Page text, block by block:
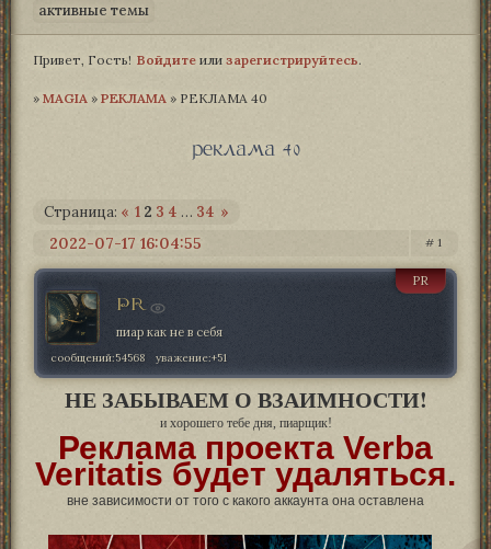
активные темы
Привет, Гость! Войдите или зарегистрируйтесь.
» MAGIA­ » РЕКЛАМА » РЕКЛАМА 40
реклама 40
Страница: « 1 2 3 4 … 34 »
1
2022-07-17 16:04:55
PR
PR
пиар как не в себя
сообщений:54568 уважение:+51
НЕ ЗАБЫВАЕМ О ВЗАИМНОСТИ!
и хорошего тебе дня, пиарщик!
Реклама проекта Verba
Veritatis будет удаляться.
вне зависимости от того с какого аккаунта она оставлена